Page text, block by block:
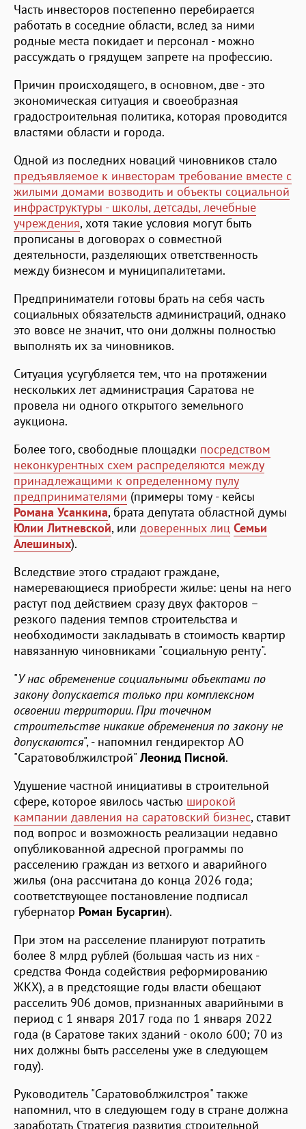
Часть инвесторов постепенно перебирается
работать в соседние области, вслед за ними
родные места покидает и персонал - можно
рассуждать о грядущем запрете на профессию.
Причин происходящего, в основном, две - это
экономическая ситуация и своеобразная
градостроительная политика, которая проводится
властями области и города.
Одной из последних новаций чиновников стало
предъявляемое к инвесторам требование вместе с
жилыми домами возводить и объекты социальной
инфраструктуры - школы, детсады, лечебные
учреждения, хотя такие условия могут быть
прописаны в договорах о совместной
деятельности, разделяющих ответственность
между бизнесом и муниципалитетами.
Предприниматели готовы брать на себя часть
социальных обязательств администраций, однако
это вовсе не значит, что они должны полностью
выполнять их за чиновников.
Ситуация усугубляется тем, что на протяжении
нескольких лет администрация Саратова не
провела ни одного открытого земельного
аукциона.
Более того, свободные площадки посредством
неконкурентных схем распределяются между
принадлежащими к определенному пулу
предпринимателями (примеры тому - кейсы
Романа Усанкина, брата депутата областной думы
Юлии Литневской, или доверенных лиц Семьи
Алешиных).
Вследствие этого страдают граждане,
намеревающиеся приобрести жилье: цены на него
растут под действием сразу двух факторов –
резкого падения темпов строительства и
необходимости закладывать в стоимость квартир
навязанную чиновниками "социальную ренту".
"У нас обременение социальными объектами по
закону допускается только при комплексном
освоении территории. При точечном
строительстве никакие обременения по закону не
допускаются", - напомнил гендиректор АО
"Саратовоблжилстрой" Леонид Писной.
Удушение частной инициативы в строительной
сфере, которое явилось частью широкой
кампании давления на саратовский бизнес, ставит
под вопрос и возможность реализации недавно
опубликованной адресной программы по
расселению граждан из ветхого и аварийного
жилья (она рассчитана до конца 2026 года;
соответствующее постановление подписал
губернатор Роман Бусаргин).
При этом на расселение планируют потратить
более 8 млрд рублей (большая часть из них -
средства Фонда содействия реформированию
ЖКХ), а в предстоящие годы власти обещают
расселить 906 домов, признанных аварийными в
период с 1 января 2017 года по 1 января 2022
года (в Саратове таких зданий - около 600; 70 из
них должны быть расселены уже в следующем
году).
Руководитель "Саратовоблжилстроя" также
напомнил, что в следующем году в стране должна
заработать Стратегия развития строительной